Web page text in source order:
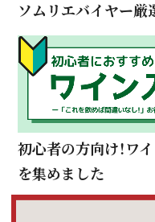
ソムリエバイヤー厳
初心者の方向け！ワ
を集めました